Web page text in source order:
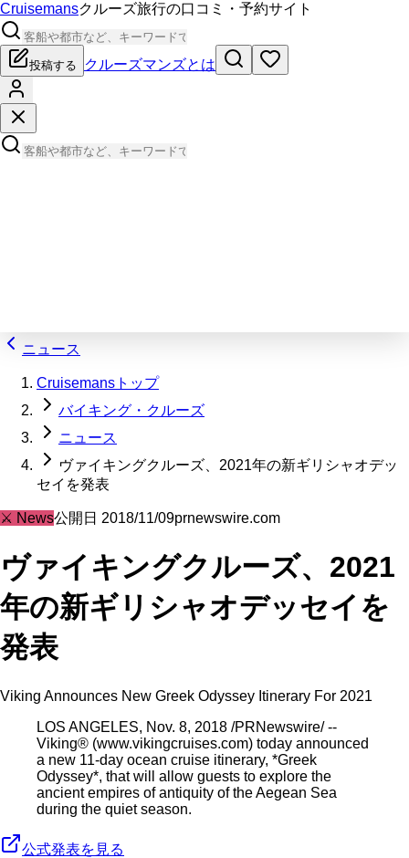
Cruisemansクルーズ旅行の口コミ・予約サイト
投稿する クルーズマンズとは
ニュース
Cruisemansトップ
バイキング・クルーズ
ニュース
ヴァイキングクルーズ、2021年の新ギリシャオデッ
セイを発表
⚔️ News公開日 2018/11/09prnewswire.com
ヴァイキングクルーズ、2021
年の新ギリシャオデッセイを
発表
Viking Announces New Greek Odyssey Itinerary For 2021
LOS ANGELES, Nov. 8, 2018 /PRNewswire/ --
Viking® (www.vikingcruises.com) today announced
a new 11-day ocean cruise itinerary, *Greek
Odyssey*, that will allow guests to explore the
ancient empires of antiquity of the Aegean Sea
during the quiet season.
公式発表を見る